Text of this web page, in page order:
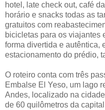
hotel, late check out, café
horário e snacks todas as
gratuitos com
bicicletas para os viajantes
forma divertida e autêntica,
estacionamento do prédio,
O roteiro conta com três
Embalse El Yeso, um lago
Andes, localizado na
de 60 quilômetros da